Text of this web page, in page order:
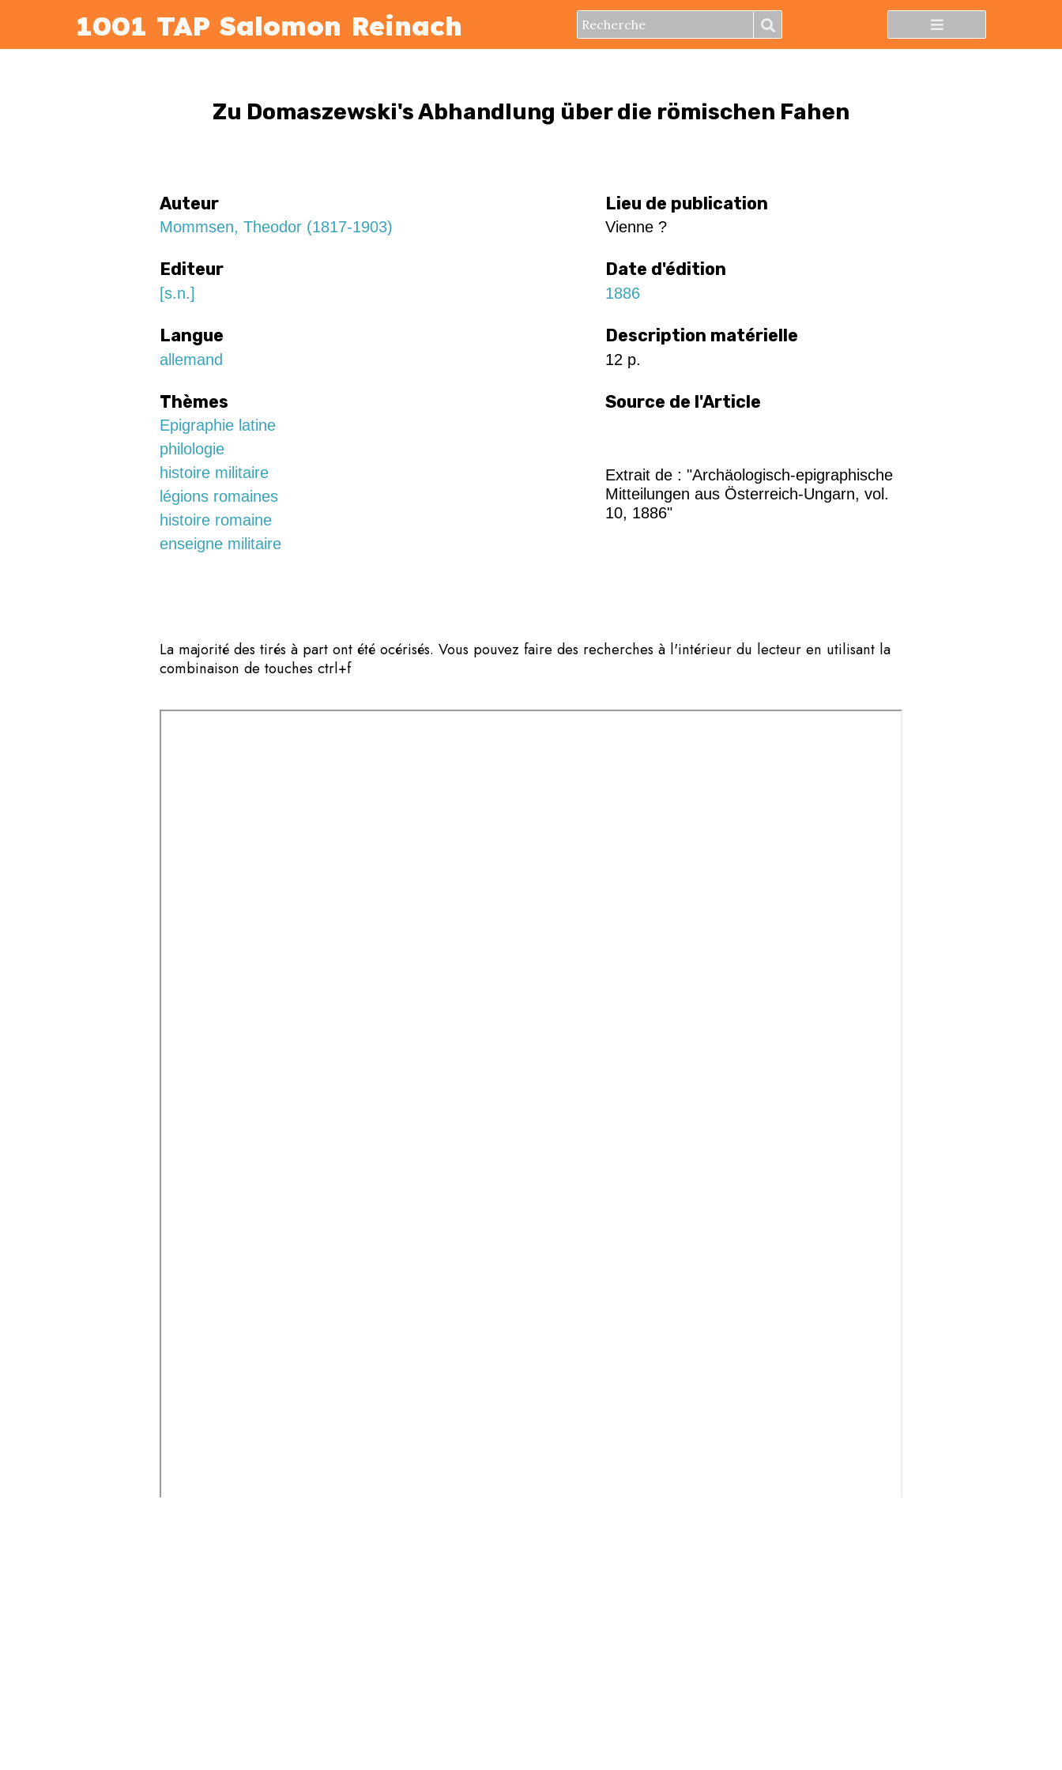
1001 TAP Salomon Reinach
Zu Domaszewski's Abhandlung über die römischen Fahen
Auteur
Mommsen, Theodor (1817-1903)
Lieu de publication
Vienne ?
Editeur
[s.n.]
Date d'édition
1886
Langue
allemand
Description matérielle
12 p.
Thèmes
Epigraphie latine
philologie
histoire militaire
légions romaines
histoire romaine
enseigne militaire
Source de l'Article
Extrait de : "Archäologisch-epigraphische
Mitteilungen aus Österreich-Ungarn, vol.
10, 1886"